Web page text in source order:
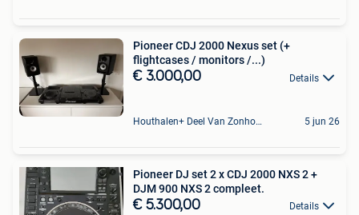
Pioneer CDJ 2000 Nexus set (+
flightcases / monitors /...)
€ 3.000,00 Details
Houthalen+ Deel Van Zonhoven En Zolder 5 jun 26
Pioneer DJ set 2 x CDJ 2000 NXS 2 +
DJM 900 NXS 2 compleet.
€ 5.300,00 Details